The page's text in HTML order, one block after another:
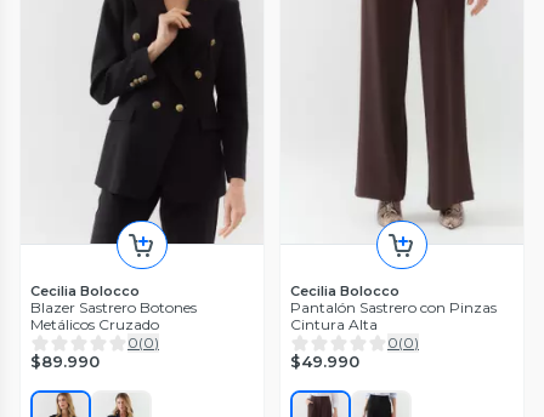
Cecilia Bolocco
Blazer Sastrero Botones
Metálicos Cruzado
0(0)
$89.990
Cecilia Bolocco
Pantalón Sastrero con Pinzas
Cintura Alta
0(0)
$49.990